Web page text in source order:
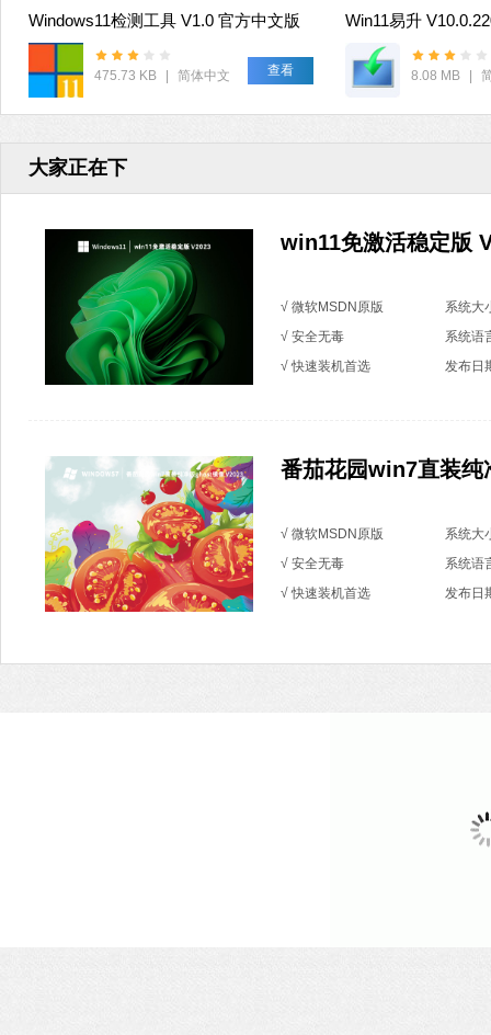
Windows11检测工具 V1.0 官方中文版
475.73 KB | 简体中文 查看
Win11易升
8.08 MB |
大家正在下
win11免激活稳定版
√ 微软MSDN原版
系统大
√ 安全无毒
系统语
√ 快速装机首选
发布日
番茄花园win7直装
√ 微软MSDN原版
系统大
√ 安全无毒
系统语
√ 快速装机首选
发布日